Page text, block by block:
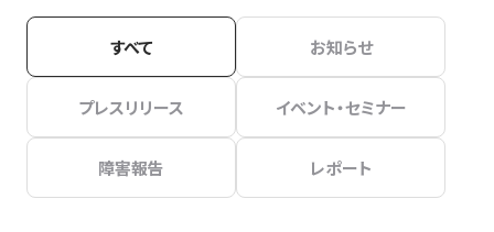
すべて お知らせ
プレスリリース イベント・セミナー
障害報告 レポート